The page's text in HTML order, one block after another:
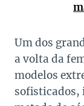
Um dos
a volta da
modelos
sofisticados,